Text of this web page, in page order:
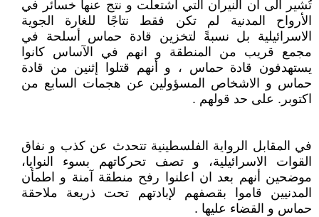
تُشير الى ان النيران التي أشتعلت و نتج عنها خسائر في
الأرواح المدنية لم تكن فقط نتاجًا للغارة الجوية
الاسرائيلية بل نسبةً لتخزين قادة حماس أسلحة في
مجمع قريب من المنطقة و انهم في الآساس كانوا
يستهدفون قادة حماس ، و أنهم قتلوا إثنين من قادة
حماس و الاشخاص المسؤولين عن هجمات السابع من
اكتوبر. على حد قولهم .
في المقابل الرواية الفلسطينية تتحدث عن كذب و نفاق
القوات الاسرائيلية، و تصف تحركاتهم بسوء النوايا،
موضحين أنهم بعد ان اعلنوا رفح منطقة آمنة و اطمأن
المدنيين قاموا بقصفهم لإبادتهم تحت ذريعة ملاحقة
حماس و القضاء عليها .